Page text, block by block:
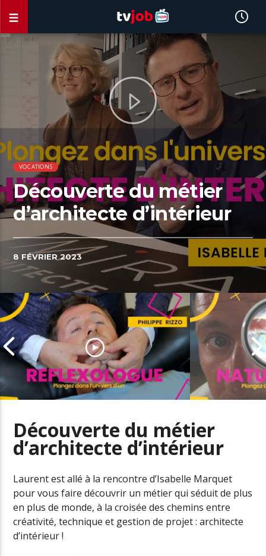
VOCATIONS
Découverte du métier
d’architecte d’intérieur
8 FÉVRIER 2023
Découverte du métier
d’architecte d’intérieur
Laurent est allé à la rencontre d’Isabelle Marquet
pour vous faire découvrir un métier qui séduit de plus
en plus de monde, à la croisée des chemins entre
créativité, technique et gestion de projet : architecte
d’intérieur !